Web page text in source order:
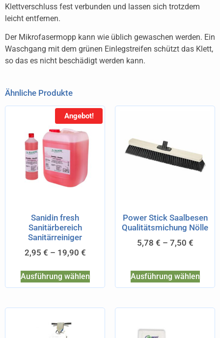
Klettverschluss fest verbunden und lassen sich trotzdem
leicht entfernen.
Der Mikrofasermopp kann wie üblich gewaschen werden. Ein
Waschgang mit dem grünen Einlegstreifen schützt das Klett,
so das es nicht beschädigt werden kann.
Ähnliche Produkte
Angebot!
Sanidin fresh
Sanitärbereich
Sanitärreiniger
2,95 € – 19,90 €
Ausführung wählen
Power Stick Saalbesen
Qualitätsmichung Nölle
5,78 € – 7,50 €
Ausführung wählen